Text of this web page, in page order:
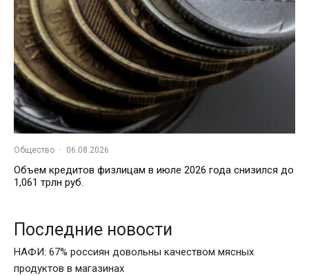
Общество · 06.08.2026
Объем кредитов физлицам в июле 2026 года снизился до
1,061 трлн руб.
Последние новости
НАФИ: 67% россиян довольны качеством мясных
продуктов в магазинах